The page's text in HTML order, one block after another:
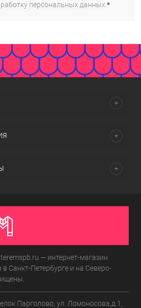
персональных данных.*
— интернет-магазин
Санкт-Петербурге и на Северо-
Парголово, ул. Ломоносова,д.1,